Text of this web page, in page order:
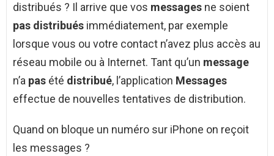
distribués ? Il arrive que vos messages ne soient
pas distribués immédiatement, par exemple
lorsque vous ou votre contact n’avez plus accès au
réseau mobile ou à Internet. Tant qu’un message
n’a pas été distribué, l’application Messages
effectue de nouvelles tentatives de distribution.
Quand on bloque un numéro sur iPhone on reçoit
les messages ?